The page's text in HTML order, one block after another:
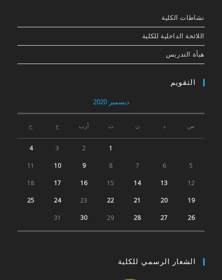
نشاطات الكلية
اللائحة الداخلیة للكلیة
هيأة التدريس
التقويم
ديسمبر 2020
س د ن ث أرب خ ج
1
2
3
4
5
6
7
8
9
10
11
12
13
14
15
16
17
18
19
20
21
22
23
24
25
26
27
28
29
30
31
الشعار الرسمي للكلية